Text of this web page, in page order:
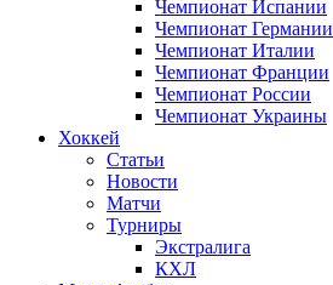
Чемпионат Испании
Чемпионат Германии
Чемпионат Италии
Чемпионат Франции
Чемпионат России
Чемпионат Украины
Хоккей
Статьи
Новости
Матчи
Турниры
Экстралига
КХЛ